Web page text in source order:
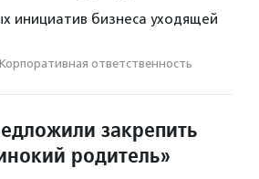
инициатив бизнеса уходящей
Корпоративная ответственность
закрепить
родитель»